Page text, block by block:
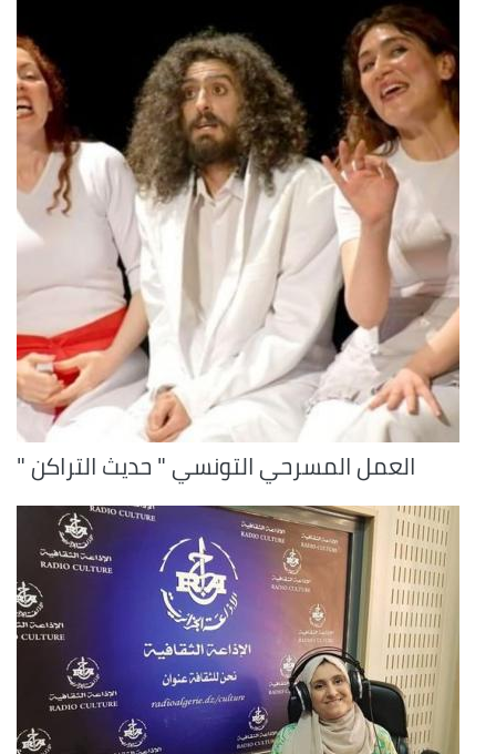
العمل المسرحي التونسي " حديث التراكن "